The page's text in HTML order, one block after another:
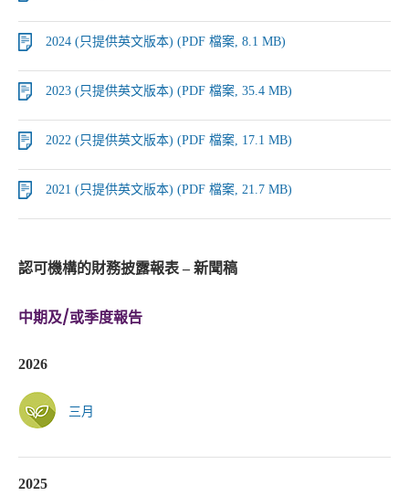
2024 (只提供英文版本) (PDF 檔案, 8.1 MB)
2023 (只提供英文版本) (PDF 檔案, 35.4 MB)
2022 (只提供英文版本) (PDF 檔案, 17.1 MB)
2021 (只提供英文版本) (PDF 檔案, 21.7 MB)
認可機構的財務披露報表 – 新聞稿
中期及/或季度報告
2026
三月
2025